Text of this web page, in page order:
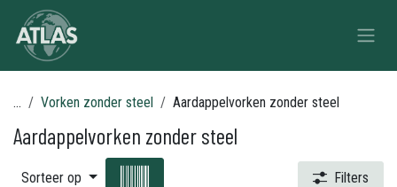
Overslaan naar inhoud
... Vorken zonder steel Aardappelvorken zonder steel
Aardappelvorken zonder steel
Sorteer op Filters